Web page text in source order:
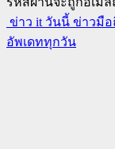
ข่าว it วันนี้ ข่าวมื
อัพเดททุกวัน